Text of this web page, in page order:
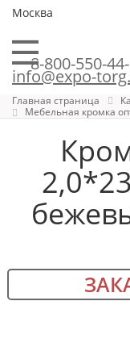
Москва
8-800-550-
info@expo-
Главная страница
Мебельная кромка